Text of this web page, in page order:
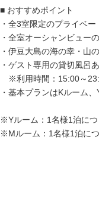
■ おすすめポイント
・全3室限定のプライベ
・全室オーシャンビュー
・伊豆大島の海の幸・山
・ゲスト専用の貸切風呂
※利用時間：15:00～
・基本プランはKルーム
※Yルーム：1名様1泊につ
※Mルーム：1名様1泊に